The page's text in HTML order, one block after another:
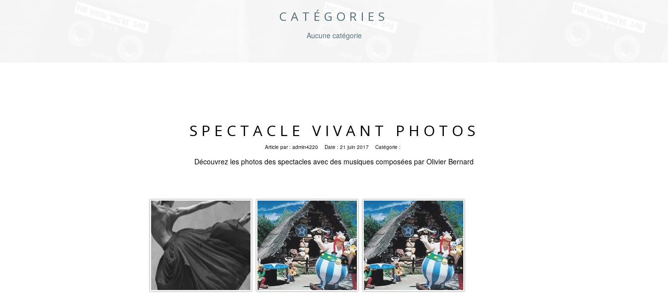
CATÉGORIES
Aucune catégorie
SPECTACLE VIVANT PHOTOS
Article par : admin4220 Date : 21 juin 2017 Catégorie :
Découvrez les photos des spectacles avec des musiques composées par Olivier Bernard